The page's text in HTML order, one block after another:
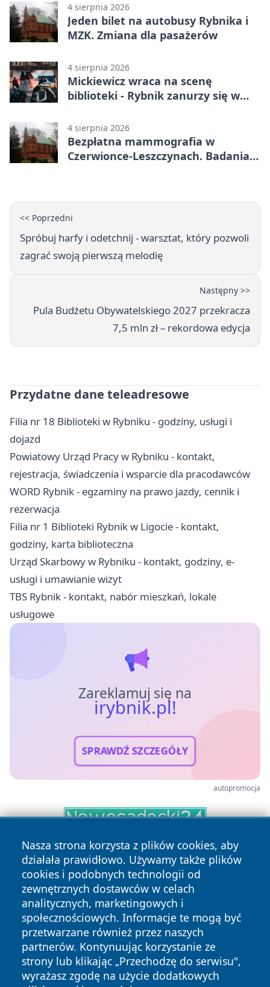
4 sierpnia 2026
Jeden bilet na autobusy Rybnika i
MZK. Zmiana dla pasażerów
4 sierpnia 2026
Mickiewicz wraca na scenę
biblioteki - Rybnik zanurzy się w
4 sierpnia 2026
Bezpłatna mammografia w
Czerwionce-Leszczynach. Badania
<< Poprzedni
Spróbuj harfy i odetchnij - warsztat, który pozwoli
zagrać swoją pierwszą melodię
Następny >>
Pula Budżetu Obywatelskiego 2027 przekracza
7,5 mln zł – rekordowa edycja
Przydatne dane teleadresowe
Filia nr 18 Biblioteki w Rybniku - godziny, usługi i
dojazd
Powiatowy Urząd Pracy w Rybniku - kontakt,
rejestracja, świadczenia i wsparcie dla pracodawców
WORD Rybnik - egzaminy na prawo jazdy, cennik i
rezerwacja
Filia nr 1 Biblioteki Rybnik w Ligocie - kontakt,
godziny, karta biblioteczna
Urząd Skarbowy w Rybniku - kontakt, godziny, e-
usługi i umawianie wizyt
TBS Rybnik - kontakt, nabór mieszkań, lokale
usługowe
Zareklamuj się na
irybnik.pl!
SPRAWDŹ SZCZEGÓŁY
autopromocja
Nasza strona korzysta z plików cookies, aby
działała prawidłowo. Używamy także plików
cookies i podobnych technologii od
zewnętrznych dostawców w celach
analitycznych, marketingowych i
społecznościowych. Informacje te mogą być
przetwarzane również przez naszych
partnerów. Kontynuując korzystanie ze
strony lub klikając „Przechodzę do serwisu",
wyrażasz zgodę na użycie dodatkowych
Copyright © 2026 irybnik.pl Wszystkie prawa zastrzeżone.
News Autorzy
Polityka
Prywatności
Polityka
Cookies